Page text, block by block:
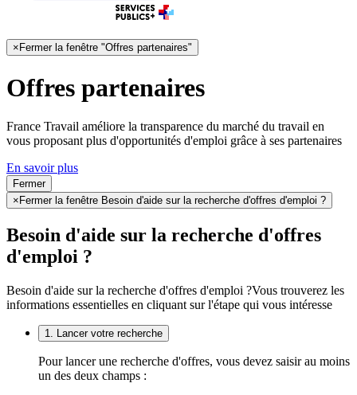
× Fermer la fenêtre "Offres partenaires"
Offres partenaires
France Travail améliore la transparence du marché du travail en
vous proposant plus d'opportunités d'emploi grâce à ses partenaires
En savoir plus
Fermer
× Fermer la fenêtre Besoin d'aide sur la recherche d'offres d'emploi ?
Besoin d'aide sur la recherche d'offres
d'emploi ?
Besoin d'aide sur la recherche d'offres d'emploi ?Vous trouverez les
informations essentielles en cliquant sur l'étape qui vous intéresse
1. Lancer votre recherche
Pour lancer une recherche d'offres, vous devez saisir au moins
un des deux champs :